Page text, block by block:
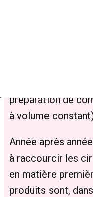
préparation de
à volume
Année après
à raccourcir les
en matière
produits sont,